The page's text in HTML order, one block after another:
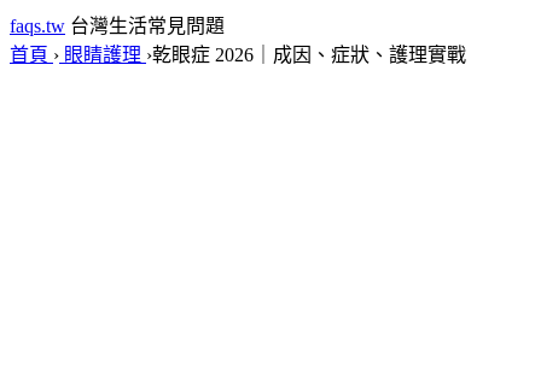
faqs.tw 台灣生活常見問題
首頁 › 眼睛護理 ›乾眼症 2026｜成因、症狀、護理實戰